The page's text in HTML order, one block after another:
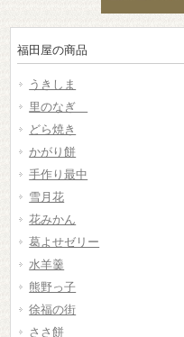
福田屋の商品
うきしま
里のなぎ
どら焼き
かがり餅
手作り最中
雪月花
花みかん
葛よせゼリー
水羊羹
熊野っ子
徐福の街
ささ餅